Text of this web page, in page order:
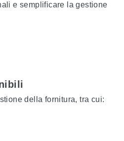
e semplificare la gestione
della fornitura, tra cui: